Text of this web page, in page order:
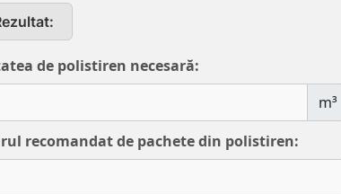
de polistiren necesară:
m³
recomandat de pachete din polistiren: